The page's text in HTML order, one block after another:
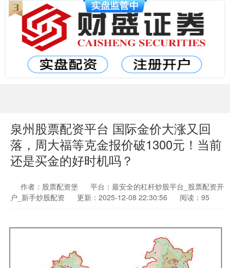
泉州股票配资平台 国际金价大涨又回
落，周大福等克金报价破1300元！当前
还是买金的好时机吗？
作者：股票配资堡
平台：最安全的杠杆炒股平台_股票配资开
户_新手炒股配资
更新：2025-12-08 22:30:56 阅读：95